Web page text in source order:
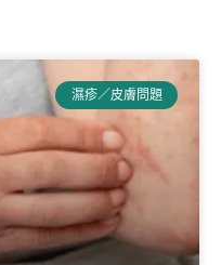
濕疹／皮膚問題